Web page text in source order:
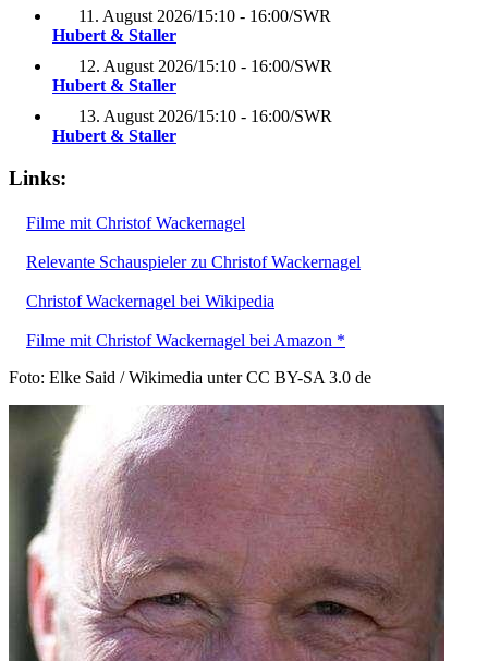
11. August 2026/15:10 - 16:00/SWR
Hubert & Staller
12. August 2026/15:10 - 16:00/SWR
Hubert & Staller
13. August 2026/15:10 - 16:00/SWR
Hubert & Staller
Links:
Filme mit Christof Wackernagel
Relevante Schauspieler zu Christof Wackernagel
Christof Wackernagel bei Wikipedia
Filme mit Christof Wackernagel bei Amazon *
Foto: Elke Said / Wikimedia unter CC BY-SA 3.0 de